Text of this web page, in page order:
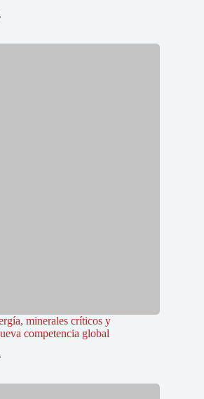
minerales críticos y
competencia global